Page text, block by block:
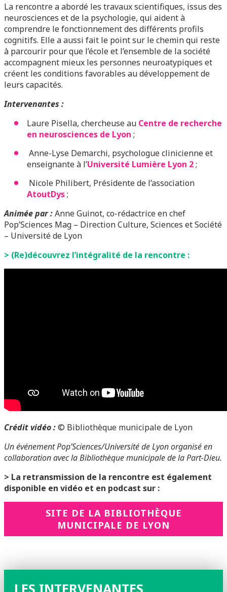
La rencontre a abordé les travaux scientifiques, issus des
neurosciences et de la psychologie, qui aident à
comprendre le fonctionnement des différents profils
cognitifs. Elle a aussi fait le point sur le chemin qui reste
à parcourir pour que l’école et l’ensemble de la société
accompagnent mieux les personnes neuroatypiques et
créent les conditions favorables au développement de
leurs capacités.
Intervenantes :
Laure Pisella, chercheuse au Centre de recherche
en neurosciences de Lyon ;
Anne-Lyse Demarchi, psychologue clinicienne et
enseignante à l’Université Lumière Lyon 2;
Nicole Philibert, Présidente de l’association
AtoutDys;
Animée par :Anne Guinot, co-rédactrice en chef
Pop’Sciences Mag – Direction Culture, Sciences et Société
– Université de Lyon
> (Re)découvrez l’intégralité de la rencontre :
Crédit vidéo :© Bibliothèque municipale de Lyon
Un événement Pop’Sciences/Université de Lyon organisé en
collaboration avec la Bibliothèque municipale de la Part-Dieu.
> La retransmission de la rencontre est également
disponible en vidéo et en podcast sur :
SITE DE LA BIBLIOTHÈQUE
MUNICIPALE DE LYON
LES INTERVENANTES